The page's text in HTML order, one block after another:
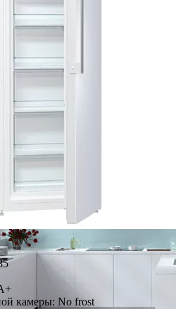
камеры: No frost